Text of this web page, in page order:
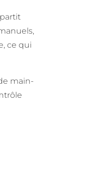
ce qui
main-